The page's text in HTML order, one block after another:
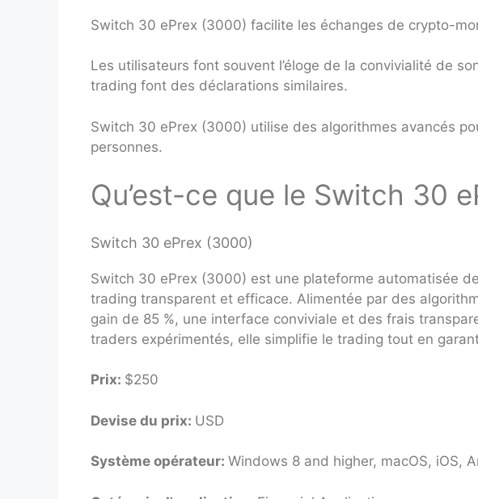
Switch 30 ePrex (3000) facilite les échanges de crypto-
Les utilisateurs font souvent l’éloge de la convivialité de
trading font des déclarations similaires.
Switch 30 ePrex (3000) utilise des algorithmes avancés
personnes.
Qu’est-ce que le Switch 30
Switch 30 ePrex (3000)
Switch 30 ePrex (3000) est une plateforme automatisée
trading transparent et efficace. Alimentée par des
gain de 85 %, une interface conviviale et des frais
traders expérimentés, elle simplifie le trading tout en
Prix: $250
Devise du prix: USD
Système opérateur: Windows 8 and higher, macOS, iOS,